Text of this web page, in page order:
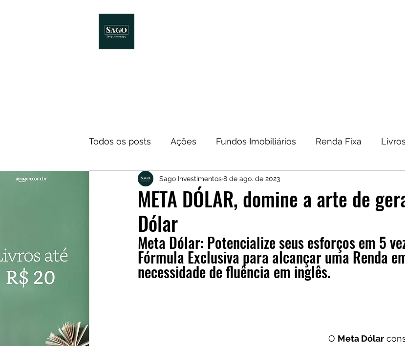
Todos os posts Ações Fundos Imobiliários Renda Fixa Livros
Notícias ETF Economia Metais Preciosos
Investidores
META DÓLAR, domine a arte de
Dólar
Sago Investimentos8 de ago. de 2023
Meta Dólar: Potencialize seus esforços em 5
Fórmula Exclusiva para alcançar uma Renda
necessidade de fluência em inglês.
O Meta Dólar